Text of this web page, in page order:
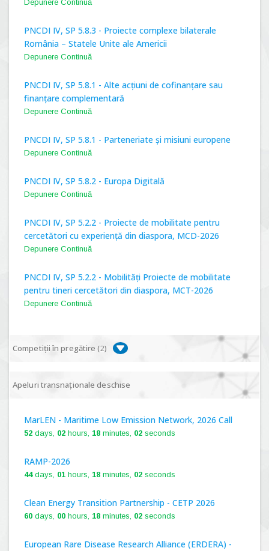
Depunere Continuă
PNCDI IV, SP 5.8.3 - Proiecte complexe bilaterale
România – Statele Unite ale Americii
Depunere Continuă
PNCDI IV, SP 5.8.1 - Alte acțiuni de cofinanțare sau
finanțare complementară
Depunere Continuă
PNCDI IV, SP 5.8.1 - Parteneriate și misiuni europene
Depunere Continuă
PNCDI IV, SP 5.8.2 - Europa Digitală
Depunere Continuă
PNCDI IV, SP 5.2.2 - Proiecte de mobilitate pentru
cercetători cu experiență din diaspora, MCD-2026
Depunere Continuă
PNCDI IV, SP 5.2.2 - Mobilități Proiecte de mobilitate
pentru tineri cercetători din diaspora, MCT-2026
Depunere Continuă
Competiții în pregătire (2)
PNCDI IV, P 5.1 - Proiecte Complexe de Cercetare de
PNCDI IV, SP 5.6.1 - Provocări - Schimbare, PPS2024
Apeluri transnaționale deschise
MarLEN - Maritime Low Emission Network, 2026 Call
52 days, 02 hours, 18 minutes, 01 seconds
RAMP-2026
44days, 01 hours, 18 minutes, 01 seconds
Clean Energy Transition Partnership - CETP 2026
60 days, 00 hours, 18 minutes, 01 seconds
European Rare Disease Research Alliance (ERDERA) -